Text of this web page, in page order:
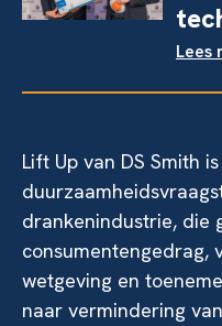
Lees
Lift Up van DS Smith
drankenindustrie, die
consumentengedrag,
wetgeving en
naar vermindering